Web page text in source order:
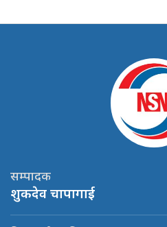
सम्पादक
शुकदेव चापागाई